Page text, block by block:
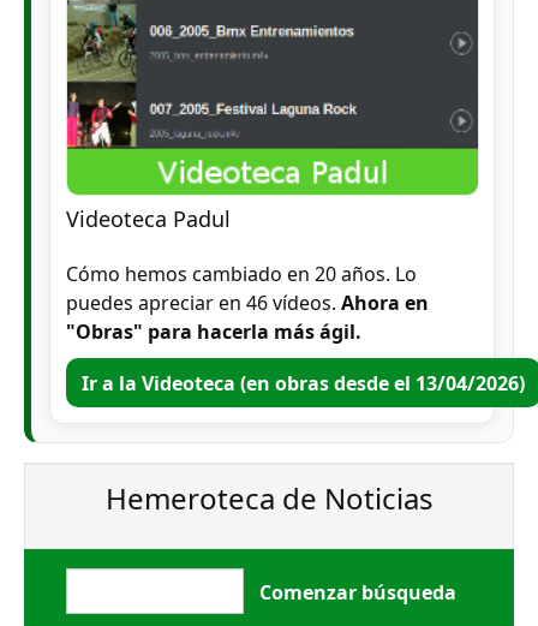
Videoteca Padul
Cómo hemos cambiado en 20 años. Lo
puedes apreciar en 46 vídeos. Ahora en
"Obras" para hacerla más ágil.
Ir a la Videoteca (en obras desde el 13/04/2026)
Hemeroteca de Noticias